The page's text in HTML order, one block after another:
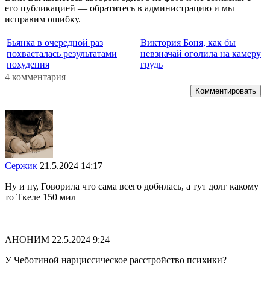
его публикацией — обратитесь в администрацию и мы
исправим ошибку.
Бьянка в очередной раз
похвасталась результатами
похудения
Виктория Боня, как бы
невзначай оголила на камеру
грудь
4 комментария
Комментировать
Сержик 21.5.2024 14:17
Ну и ну, Говорила что сама всего добилась, а тут долг какому
то Ткеле 150 мил
АНОНИМ 22.5.2024 9:24
У Чеботиной нарциссическое расстройство психики?